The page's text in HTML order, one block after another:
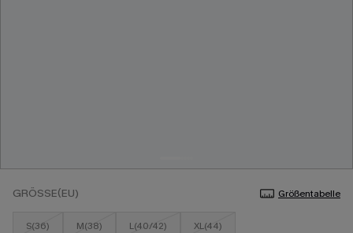
GRÖSSE(EU) Größentabelle
S(36) M(38) L(40/42) XL(44)